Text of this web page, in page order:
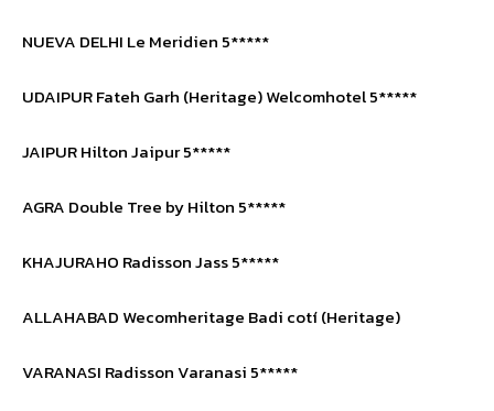
NUEVA DELHI Le Meridien 5*****
UDAIPUR Fateh Garh (Heritage) Welcomhotel 5*****
JAIPUR Hilton Jaipur 5*****
AGRA Double Tree by Hilton 5*****
KHAJURAHO Radisson Jass 5*****
ALLAHABAD Wecomheritage Badi cotí (Heritage)
VARANASI Radisson Varanasi 5*****